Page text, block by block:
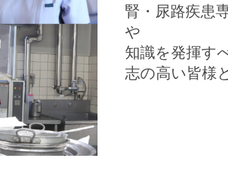
腎・尿路疾患
や
知識を発揮す
志の高い皆様